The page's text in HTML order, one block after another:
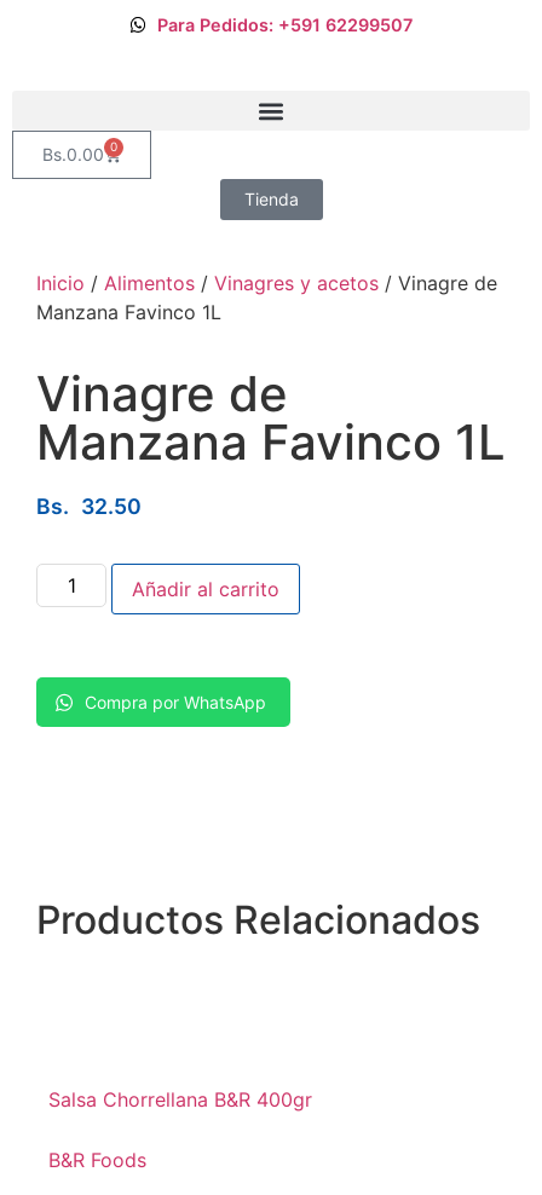
Para Pedidos: +591 62299507
Bs.0.00 0
Tienda
Inicio / Alimentos / Vinagres y acetos / Vinagre de
Manzana Favinco 1L
Vinagre de
Manzana Favinco 1L
Bs. 32.50
Añadir al carrito
Compra por WhatsApp
Productos Relacionados
Salsa Chorrellana B&R 400gr
B&R Foods